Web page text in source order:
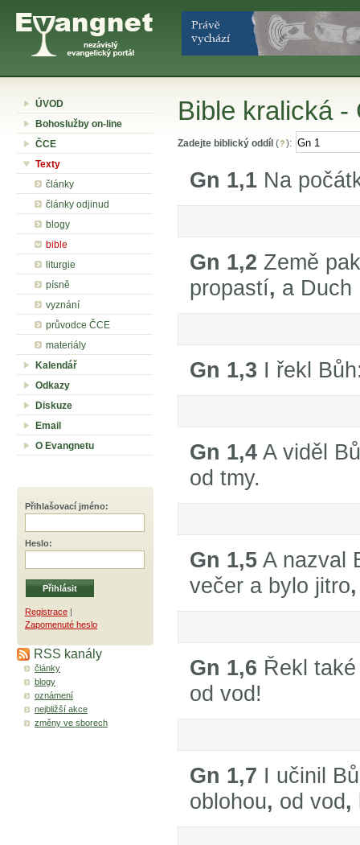
ÚVOD
Bohoslužby on-line
ČCE
Texty
články
články odjinud
blogy
bible
liturgie
písně
vyznání
průvodce ČCE
materiály
Kalendář
Odkazy
Diskuze
Email
O Evangnetu
Přihlašovací jméno:
Heslo:
Registrace |
Zapomenuté heslo
RSS kanály
články
blogy
oznámení
nejbližší akce
změny ve sborech
Bible kralická -
Zadejte biblický oddíl ( ):
Gn 1,1 Na
Gn 1,2 Země
propastí, a Duch
Gn 1,3 I řekl
Gn 1,4 A viděl
od tmy.
Gn 1,5 A nazval
večer a bylo jitro,
Gn 1,6 Řekl
od vod!
Gn 1,7 I učinil
oblohou, od vod ,